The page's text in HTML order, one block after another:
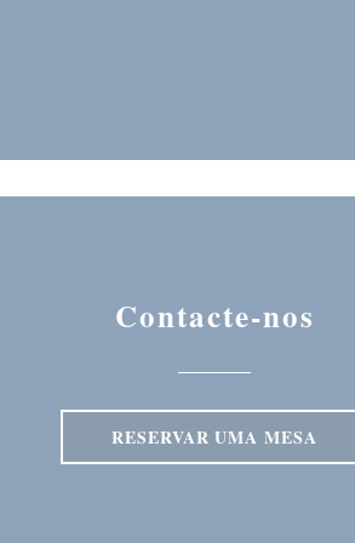
Contacte-nos
RESERVAR UMA MESA